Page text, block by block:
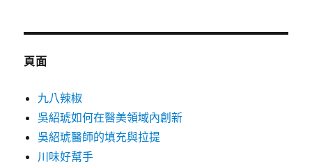
鍵
頁面
九八辣椒
吳紹琥如何在醫美領域內創新
吳紹琥醫師的填充與拉提
川味好幫手